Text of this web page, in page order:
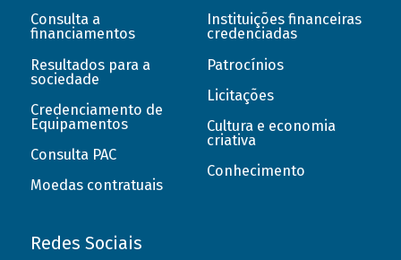
Consulta a
financiamentos
Resultados para a
sociedade
Credenciamento de
Equipamentos
Consulta PAC
Moedas contratuais
Instituições financeiras
credenciadas
Patrocínios
Licitações
Cultura e economia
criativa
Conhecimento
Redes Sociais